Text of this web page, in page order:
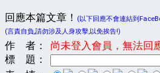
回應本篇文章！
(以下回應不會連結到
(言責自負,請勿涉及人身攻擊,以免挨告!)
作 者：
尚未登入會員，無法回
標 題：